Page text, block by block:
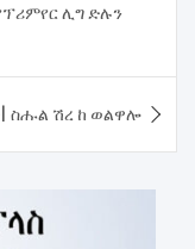
ሊግ ድሉን
ስሑል ሽረ ከ ወልዋሎ